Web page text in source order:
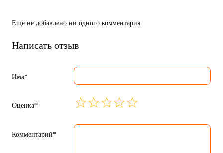
Ещё не добавлено ни одного комментария
Написать отзыв
Имя*
Оценка*
Комментарий*